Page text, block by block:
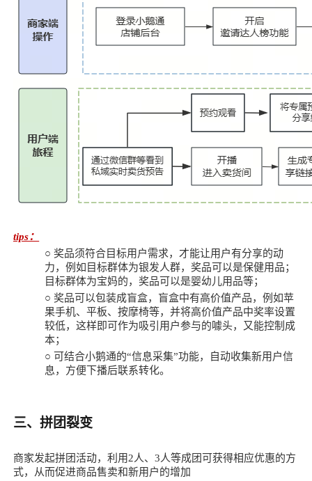
tips：
○ 奖品须符合目标用户需求，才能让用户有分享的动
力，例如目标群体为银发人群，奖品可以是保健用品；
目标群体为宝妈的，奖品可以是婴幼儿用品等；
○ 奖品可以包装成盲盒，盲盒中有高价值产品，例如苹
果手机、平板、按摩椅等，并将高价值产品中奖率设置
较低，这样即可作为吸引用户参与的噱头，又能控制成
本；
○ 可结合小鹅通的“信息采集”功能，自动收集新用户信
息，方便下播后联系转化。
三、拼团裂变
商家发起拼团活动，利用2人、3人等成团可获得相应优惠的方
式，从而促进商品售卖和新用户的增加